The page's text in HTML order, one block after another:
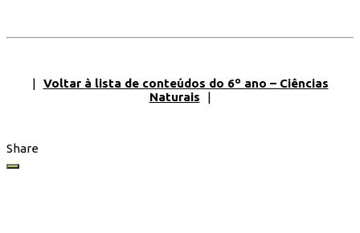
| Voltar à lista de conteúdos do 6º ano – Ciências
Naturais |
Share